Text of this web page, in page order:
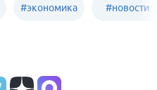
#экономика #новости